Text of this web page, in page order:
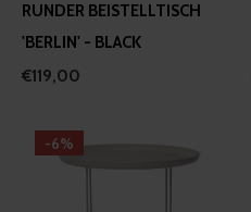
RUNDER BEISTELLTISCH
'BERLIN' - BLACK
€119,00
-6%